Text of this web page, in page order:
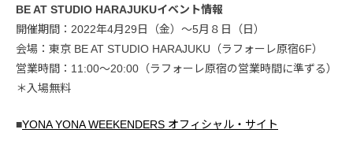
BE AT STUDIO HARAJUKUイベント情報
開催期間：2022年4月29日（金）〜5月８日（日）
会場：東京 BE AT STUDIO HARAJUKU（ラフォーレ原宿6F）
営業時間：11:00〜20:00（ラフォーレ原宿の営業時間に準ずる）
＊入場無料
■YONA YONA WEEKENDERS オフィシャル・サイト